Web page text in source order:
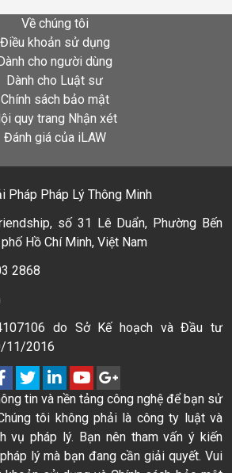
Về chúng tôi
Điều khoản sử dụng
cho người dùng
Dành cho Luật sư
Chính sách bảo mật
quy trang Nhận xét
Đánh giá của iLAW
Pháp Pháp Lý Thông Minh
số 31 Lê Duẩn, Phường Bến
Hồ Chí Minh, Việt Nam
2868
do Sở Kế hoạch và Đầu tư
11/2016
tin và nền tảng công nghệ để bạn sử
tôi không phải là công ty luật và
vụ pháp lý. Bạn nên tham vấn ý kiến
lý mà bạn đang cần giải quyết. Vui